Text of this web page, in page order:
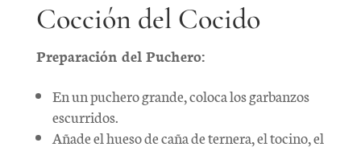
Cocción del Cocido
Preparación del Puchero:
En un puchero grande, coloca los garbanzos
escurridos.
Añade el hueso de caña de ternera, el tocino, el